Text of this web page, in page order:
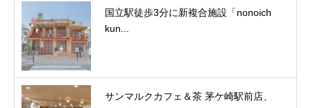
国立駅徒歩3分に新複合施設「nonoich
kun...
サンマルクカフェ＆茶 茅ケ崎駅前店、